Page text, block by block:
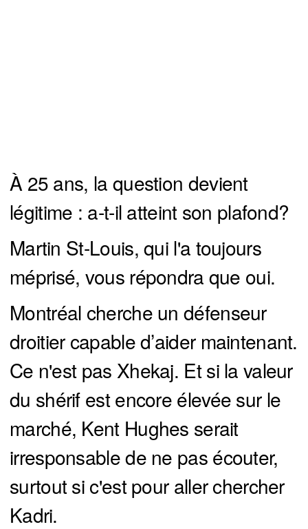
À 25 ans, la question devient
légitime : a-t-il atteint son plafond?
Martin St-Louis, qui l'a toujours
méprisé, vous répondra que oui.
Montréal cherche un défenseur
droitier capable d’aider maintenant.
Ce n'est pas Xhekaj. Et si la valeur
du shérif est encore élevée sur le
marché, Kent Hughes serait
irresponsable de ne pas écouter,
surtout si c'est pour aller chercher
Kadri.